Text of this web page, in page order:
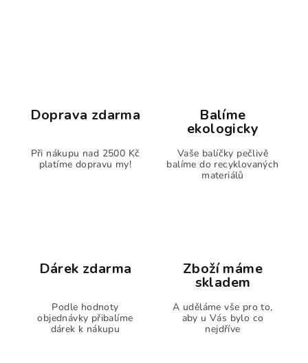
Doprava zdarma
Při nákupu nad 2500 Kč
platíme dopravu my!
Balíme
ekologicky
Vaše balíčky pečlivě
balíme do recyklovaných
materiálů
Dárek zdarma
Podle hodnoty
objednávky přibalíme
dárek k nákupu
Zboží máme
skladem
A uděláme vše pro to,
aby u Vás bylo co
nejdříve